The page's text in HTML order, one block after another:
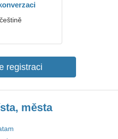
registraci
města